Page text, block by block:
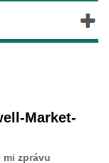
Market-
mi zprávu